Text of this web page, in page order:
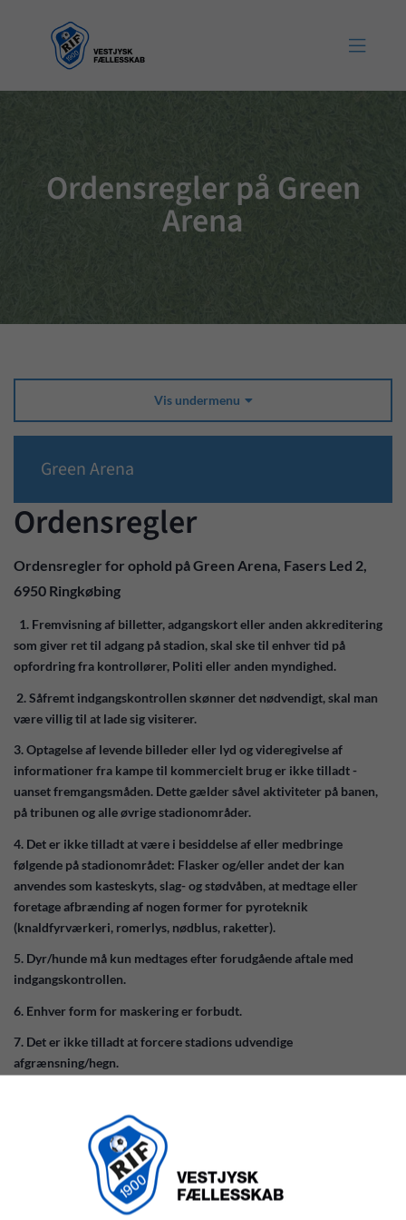

Ordensregler på Green
Arena
Vis undermenu 
Green Arena
Ordensregler
Ordensregler for ophold på Green Arena, Fasers Led 2,
6950 Ringkøbing
1. Fremvisning af billetter, adgangskort eller anden akkreditering
som giver ret til adgang på stadion, skal ske til enhver tid på
opfordring fra kontrollører, Politi eller anden myndighed.
2. Såfremt indgangskontrollen skønner det nødvendigt, skal man
være villig til at lade sig visiterer.
3. Optagelse af levende billeder eller lyd og videregivelse af
informationer fra kampe til kommercielt brug er ikke tilladt -
uanset fremgangsmåden. Dette gælder såvel aktiviteter på banen,
på tribunen og alle øvrige stadionområder.
4. Det er ikke tilladt at være i besiddelse af eller medbringe
følgende på stadionområdet: Flasker og/eller andet der kan
anvendes som kasteskyts, slag- og stødvåben, at medtage eller
foretage afbrænding af nogen former for pyroteknik
(knaldfyrværkeri, romerlys, nødblus, raketter).
5. Dyr/hunde må kun medtages efter forudgående aftale med
indgangskontrollen.
6. Enhver form for maskering er forbudt.
7. Det er ikke tilladt at forcere stadions udvendige
afgrænsning/hegn.
9. Det er ikke tilladt at færdes synligt beruset eller på anden måde
udvise en adfærd som kan genere andre gæster/tilskuere på
stadionområdet.